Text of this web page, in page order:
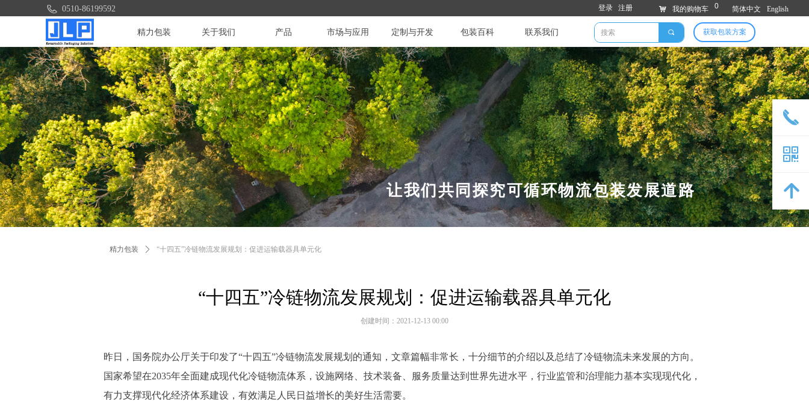
精力包装 关于我们 产品 市场与应用 定制与开发 包装百科 联系我们 获取包装方案
끠
简体中文 English
낙 我的购物车 0
0510-86199592 登录 注册
“十四五”冷链物流发展规划：促进运输载器具单元化
昨日，国务院办公厅关于印发了“十四五”冷链物流发展规划的通知，文章篇幅非常长，十分细节的介绍以及总结了冷链物流未来发展的方向。
国家希望在2035年全面建成现代化冷链物流体系，设施网络、技术装备、服务质量达到世界先进水平，行业监管和治理能力基本实现现代化，
有力支撑现代化经济体系建设，有效满足人民日益增长的美好生活需要。
让我们共同探究可循环物流包装发展道路
创建时间： 2021-12-13 00:00
精力包装 ꄲ “十四五”冷链物流发展规划：促进运输载器具单元化
끅
낃
녕